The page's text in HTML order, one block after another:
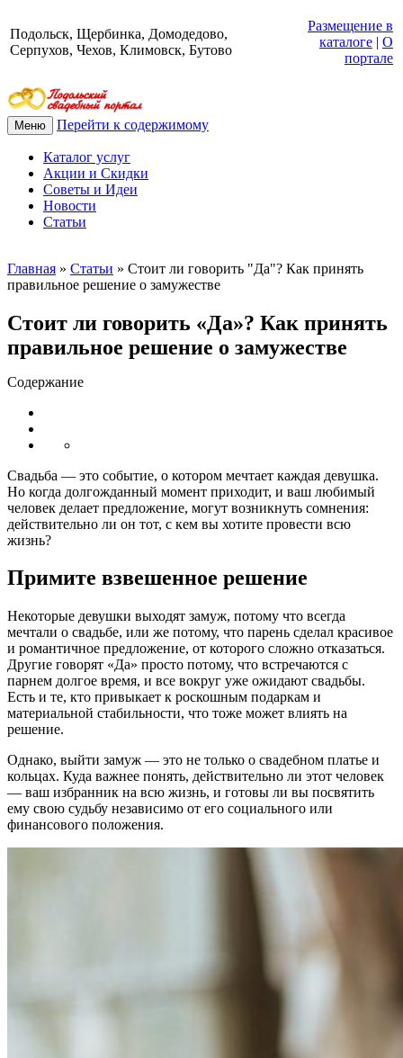
Подольск, Щербинка, Домодедово,
Серпухов, Чехов, Климовск, Бутово
Размещение в
каталоге | О
портале
Меню Перейти к содержимому
Каталог услуг
Акции и Скидки
Советы и Идеи
Новости
Статьи
Главная » Статьи » Стоит ли говорить "Да"? Как принять
правильное решение о замужестве
Стоит ли говорить «Да»? Как принять
правильное решение о замужестве
Содержание
Свадьба — это событие, о котором мечтает каждая девушка.
Но когда долгожданный момент приходит, и ваш любимый
человек делает предложение, могут возникнуть сомнения:
действительно ли он тот, с кем вы хотите провести всю
жизнь?
Примите взвешенное решение
Некоторые девушки выходят замуж, потому что всегда
мечтали о свадьбе, или же потому, что парень сделал красивое
и романтичное предложение, от которого сложно отказаться.
Другие говорят «Да» просто потому, что встречаются с
парнем долгое время, и все вокруг уже ожидают свадьбы.
Есть и те, кто привыкает к роскошным подаркам и
материальной стабильности, что тоже может влиять на
решение.
Однако, выйти замуж — это не только о свадебном платье и
кольцах. Куда важнее понять, действительно ли этот человек
— ваш избранник на всю жизнь, и готовы ли вы посвятить
ему свою судьбу независимо от его социального или
финансового положения.